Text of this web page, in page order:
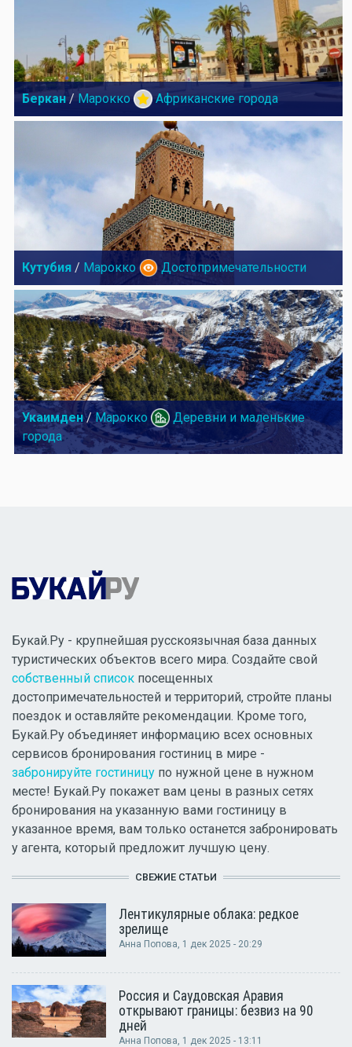
Беркан / Марокко Африканские города
Кутубия / Марокко Достопримечательности
Укаимден/ Марокко
Деревни и маленькие
города
Букай.Ру - крупнейшая русскоязычная база данных
туристических объектов всего мира. Создайте свой
собственный список посещенных
достопримечательностей и территорий, стройте планы
поездок и оставляйте рекомендации. Кроме того,
Букай.Ру объединяет информацию всех основных
сервисов бронирования гостиниц в мире -
забронируйте гостиницу по нужной цене в нужном
месте! Букай.Ру покажет вам цены в разных сетях
бронирования на указанную вами гостиницу в
указанное время, вам только останется забронировать
у агента, который предложит лучшую цену.
СВЕЖИЕ СТАТЬИ
Лентикулярные облака: редкое
зрелище
Анна Попова, 1 дек 2025 - 20:29
Россия и Саудовская Аравия
открывают границы: безвиз на 90
дней
Анна Попова, 1 дек 2025 - 13:11